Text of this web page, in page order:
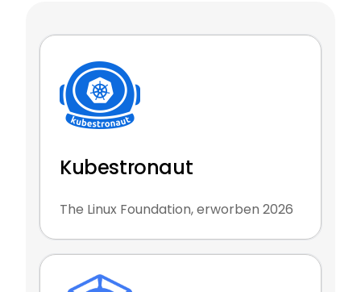
Kubestronaut
The Linux Foundation, erworben 2026